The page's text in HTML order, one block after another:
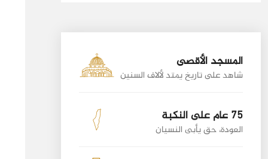
المسجد الأقصى
شاهد على تاريخ يمتد لألاف السنين
75 عام على النكبة
العودة، حق يأبى النسيان